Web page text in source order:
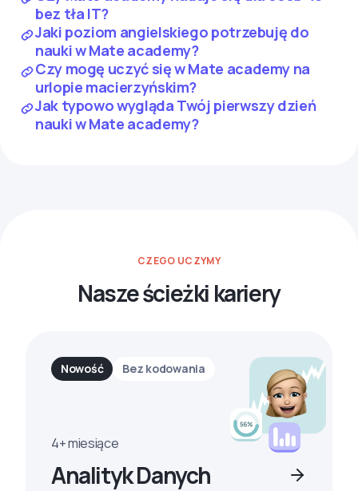
bez tła IT?
Jaki poziom angielskiego potrzebuję do
nauki w Mate academy?
Czy mogę uczyć się w Mate academy na
urlopie macierzyńskim?
Jak typowo wygląda Twój pierwszy dzień
nauki w Mate academy?
CZEGO UCZYMY
Nasze ścieżki kariery
Nowość Bez kodowania
4+ miesiące
Analityk Danych